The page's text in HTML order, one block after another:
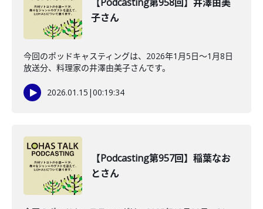
子さん
今回のポッドキャスティングは、2026年1月5日〜1月8日
放送分、料理家の井澤由美子さんです。
2026.01.15 |00:19:34
【Podcasting第957回】稲葉なお
とさん